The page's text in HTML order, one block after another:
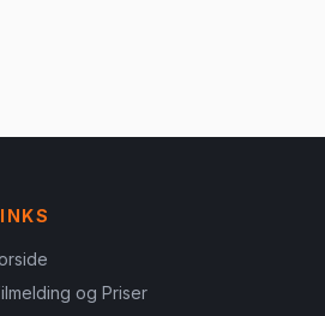
og Priser